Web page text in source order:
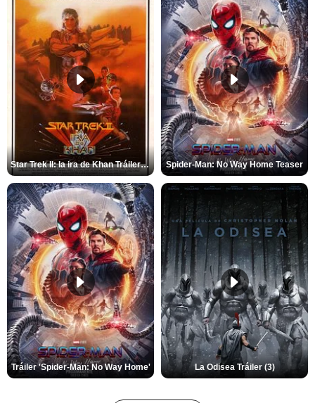
Star Trek II: la ira de Khan Tráiler VO Spider-Man: No Way Home Teaser
Tráiler 'Spider-Man: No Way Home' La Odisea Tráiler (3)